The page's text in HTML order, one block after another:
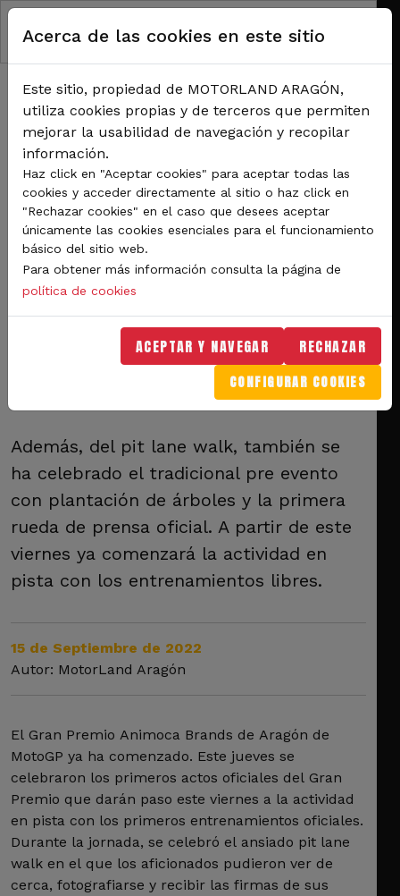
Pasar al contenido principal
RUTA DE NAVEGACIÓN
Multitudinario pit lane walk para comenzar el Gran Premio Animoca Brands de
Aragón de MotoGP
Multitudinario pit lane
walk para comenzar el
Gran Premio Animoca
Brands de Aragón de
Además, del pit lane walk, también se
ha celebrado el tradicional pre evento
con plantación de árboles y la primera
rueda de prensa oficial. A partir de este
viernes ya comenzará la actividad en
pista con los entrenamientos libres.
15 de Septiembre de 2022
Autor: MotorLand Aragón
El Gran Premio Animoca Brands de Aragón de
MotoGP ya ha comenzado. Este jueves se
celebraron los primeros actos oficiales del Gran
Premio que darán paso este viernes a la actividad
en pista con los primeros entrenamientos oficiales.
Durante la jornada, se celebró el ansiado pit lane
walk en el que los aficionados pudieron ver de
cerca, fotografiarse y recibir las firmas de sus
Acerca de las cookies en este sitio
Este sitio, propiedad de MOTORLAND ARAGÓN,
utiliza cookies propias y de terceros que permiten
mejorar la usabilidad de navegación y recopilar
información.
Haz click en "Aceptar cookies" para aceptar todas las
cookies y acceder directamente al sitio o haz click en
"Rechazar cookies" en el caso que desees aceptar
únicamente las cookies esenciales para el funcionamiento
básico del sitio web.
Para obtener más información consulta la página de
política de cookies
ACEPTAR Y NAVEGAR RECHAZAR
CONFIGURAR COOKIES